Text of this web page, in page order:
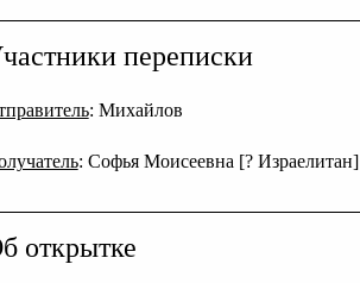
переписки
: Михайлов
: Софья Моисеевна [? Израелитан]
открытке